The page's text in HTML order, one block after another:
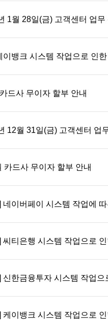
1월 28일(금) 고객센터 업무
이뱅크 시스템 작업으로 인
드사 무이자 할부 안내
12월 31일(금) 고객센터 업
카드사 무이자 할부 안내
네이버페이 시스템 작업에
씨티은행 시스템 작업으로
신한금융투자 시스템 작업
케이뱅크 시스템 작업으로